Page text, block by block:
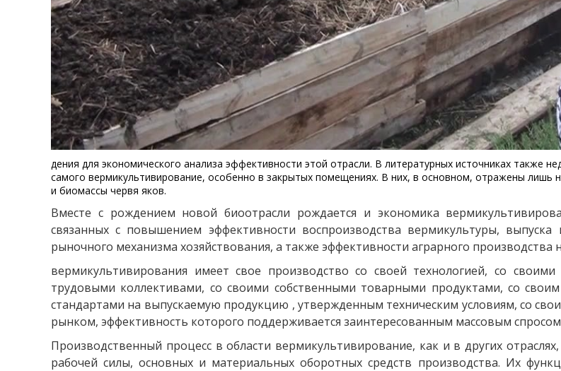
дения для экономического анализа эффективности этой отрасли. В литературных источниках также
самого вермикультивирование, особенно в закрытых помещениях. В них, в основном, отражены лишь
и биомассы червя яков.
Вместе с рождением новой биоотрасли рождается и экономика
связанных с повышением эффективности воспроизводства вермикультуры,
рыночного механизма хозяйствования, а также эффективности аграрного
вермикультивирования имеет свое производство со своей технологией, со
трудовыми коллективами, со своими собственными товарными продуктами, со
стандартами на выпускаемую продукцию , утвержденным техническим условиям, со
рынком, эффективность которого поддерживается заинтересованным массовым
Производственный процесс в области вермикультивирование, как и в других
рабочей силы, основных и материальных оборотных средств производства. Их